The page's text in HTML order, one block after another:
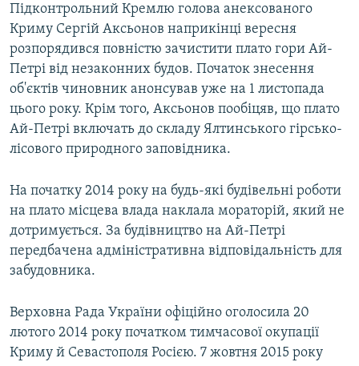
Підконтрольний Кремлю голова анексованого
Криму Сергій Аксьонов наприкінці вересня
розпорядився повністю зачистити плато гори Ай-
Петрі від незаконних будов. Початок знесення
об'єктів чиновник анонсував уже на 1 листопада
цього року. Крім того, Аксьонов пообіцяв, що плато
Ай-Петрі включать до складу Ялтинського гірсько-
лісового природного заповідника.
На початку 2014 року на будь-які будівельні роботи
на плато місцева влада наклала мораторій, який не
дотримується. За будівництво на Ай-Петрі
передбачена адміністративна відповідальність для
забудовника.
Верховна Рада України офіційно оголосила 20
лютого 2014 року початком тимчасової окупації
Криму й Севастополя Росією. 7 жовтня 2015 року